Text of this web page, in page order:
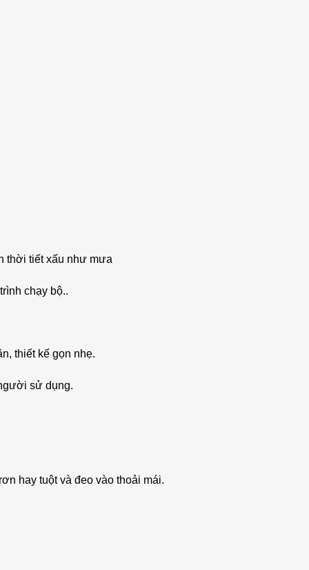
thời tiết xấu như mưa
chạy bộ..
thiết kế gọn nhẹ.
sử dụng.
hay tuột và đeo vào thoải mái.